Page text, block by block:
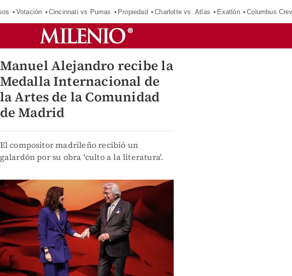
Votación Cincinnati vs Pumas Propiedad Charlotte vs. Atlas Exatlón Columbus
Manuel Alejandro recibe la
Medalla Internacional de
la Artes de la Comunidad
de Madrid
El compositor madrileño recibió un
galardón por su obra 'culto a la literatura'.